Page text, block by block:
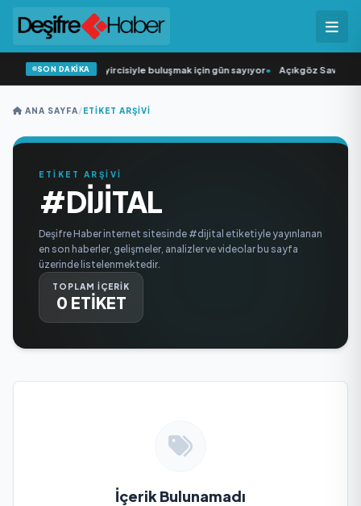
SON DAKİKA
“Düğün Şarkıcısı” seyircisiyle buluşmak için gün sayıyor• Açıkgöz
ANA SAYFA/ETIKET ARŞIVI
ETİKET ARŞİVİ
#DIJITAL
Deşifre Haber internet sitesinde #dijital etiketiyle yayınlanan
en son haberler, gelişmeler, analizler ve videolar bu sayfa
üzerinde listelenmektedir.
TOPLAM İÇERİK
0 ETİKET
İçerik Bulunamadı